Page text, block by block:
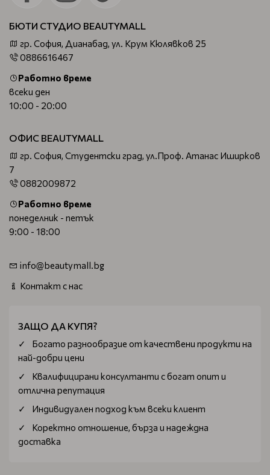
БЮТИ СТУДИО BEAUTYMALL
гр. София, Дианабад, ул. Крум Кюлявков 25
0886616467
Работно време
всеки ден
10:00 - 20:00
ОФИС BEAUTYMALL
гр. София, Студентски град, ул.Проф. Атанас Иширков
7
0882009872
Работно време
понеделник - петък
9:00 - 18:00
info@beautymall.bg
Контакт с нас
ЗАЩО ДА КУПЯ?
Богатo разнообразие от качествени продукти на
най-добри цени
Квалифицирани консултанти с богат опит и
отлична репутация
Индивидуален подход към всеки клиент
Коректно отношение, бърза и надеждна
доставка